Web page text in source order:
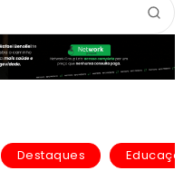
Destaques Educação